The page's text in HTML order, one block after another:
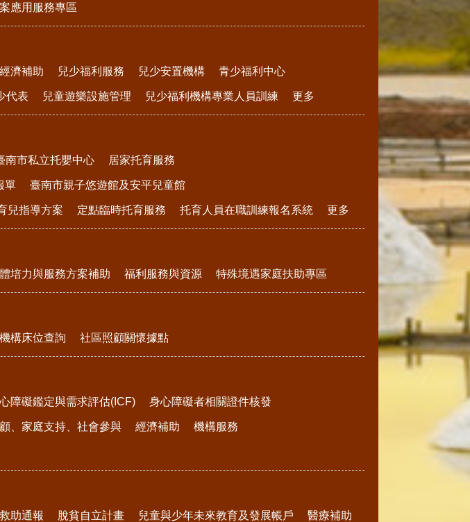
應用服務專區
經濟補助 兒少福利服務 兒少安置機構 青少福利中心
代表 兒童遊樂設施管理 兒少福利機構專業人員訓練 更多
南市私立托嬰中心 居家托育服務
單 臺南市親子悠遊館及安平兒童館
兒指導方案 定點臨時托育服務 托育人員在職訓練報名系統 更多
培力與服務方案補助 福利服務與資源 特殊境遇家庭扶助專區
機構床位查詢 社區照顧關懷據點
障礙鑑定與需求評估(ICF) 身心障礙者相關證件核發
、家庭支持、社會參與 經濟補助 機構服務
助通報 脫貧自立計畫 兒童與少年未來教育及發展帳戶 醫療補助